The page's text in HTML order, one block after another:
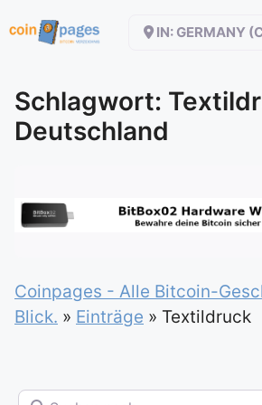
Inhalt
IN: GERMANY
Schlagwort:
Deutschland
Coinpages - Alle Bitcoin-
Blick. » Einträge » Textildruck
Suchen nach